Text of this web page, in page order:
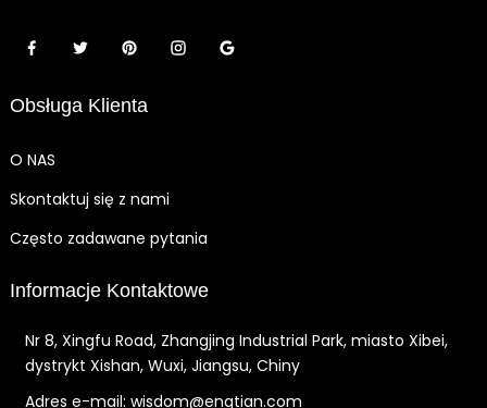
Obsługa Klienta
O NAS
Skontaktuj się z nami
Często zadawane pytania
Informacje Kontaktowe
Nr 8, Xingfu Road, Zhangjing Industrial Park, miasto Xibei,
dystrykt Xishan, Wuxi, Jiangsu, Chiny
Adres e-mail: wisdom@engtian.com